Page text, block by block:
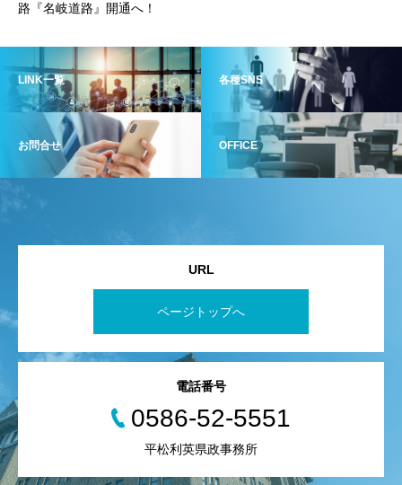
路『名岐道路』開通へ！
LINK一覧 各種SNS
お問合せ OFFICE
URL
ページトップへ
電話番号
0586-52-5551
平松利英県政事務所